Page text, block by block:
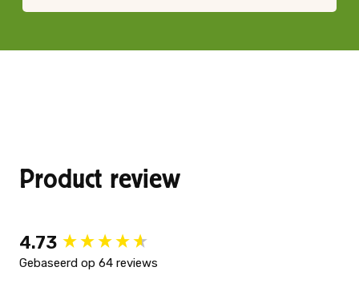
Product review
4.73
Gebaseerd op 64 reviews
New content loaded